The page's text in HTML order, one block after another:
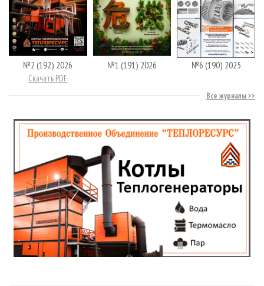
№2 (192) 2026
Скачать PDF
№1 (191) 2026 №6 (190) 2025
Все журналы